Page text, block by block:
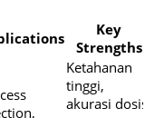
Key
Strengths
Ketahanan
tinggi,
akurasi dosis